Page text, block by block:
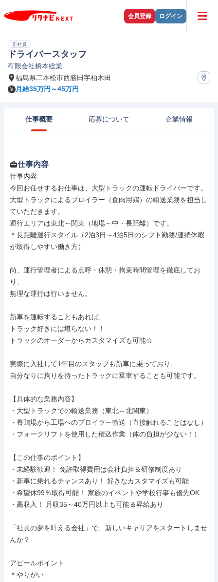
会員登録 ログイン
正社員
ドライバースタッフ
有限会社橋本総業
福島県二本松市西勝田字柏木田
月給35万円～45万円
仕事概要 応募について 企業情報
仕事内容
仕事内容
今回お任せするお仕事は、大型トラックの運転ドライバーです。
大型トラックによるブロイラー（食肉用鶏）の輸送業務を担当し
ていただきます。
運行エリアは東北～関東（地場～中・長距離）です。
＊長距離運行スタイル（2泊3日～4泊5日のシフト勤務/連続休暇
が取得しやすい働き方）
尚、運行管理者による点呼・休憩・拘束時間管理を徹底してお
り、
無理な運行は行いません。
新車を運転することもあれば、
トラック好きには堪らない！！
トラックのオーダーからカスタマイズも可能☆
実際に入社して1年目のスタッフも新車に乗っており、
自分なりに拘りを持ったトラックに乗車することも可能です。
【具体的な業務内容】
・大型トラックでの輸送業務（東北～北関東）
・養鶏場から工場へのブロイラー輸送（直接触れることはなし）
・フォークリフトを使用した積込作業（体の負担が少ない！）
【この仕事のポイント】
・未経験歓迎！ 免許取得費用は会社負担＆研修制度あり
・新車に乗れるチャンスあり！ 好きなカスタマイズも可能
・希望休99％取得可能！ 家族のイベントや学校行事も優先OK
・高収入！ 月収35～40万円以上も可能＆昇給あり
「社員の夢を叶える会社」で、新しいキャリアをスタートしませ
んか？
アピールポイント
＊やりがい